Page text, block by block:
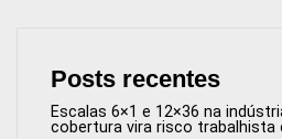
Posts recentes
Escalas 6×1 e 12×36 na
cobertura vira risco trabalhista